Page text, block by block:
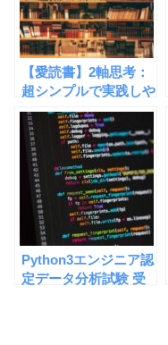
【愛読書】2軸思考：
超シンプルで実践しや
すいテクニック満載
Python3エンジニア認
定データ分析試験 受